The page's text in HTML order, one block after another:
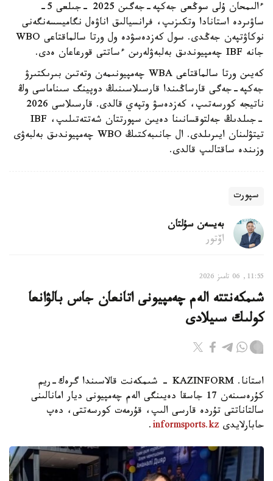
ءالىمحان ۇلى سوڭعى جەكپە-جەگىن 2025 -جىلعى 5-
ساۋىردە استانادا وتكىزىپ، فرانسيالىق اناۋەل نگاميسسەنگەنى
نوكاۋتپەن جەڭدى. سول كەزدەسۋدە ول ورتا سالماقتاعى WBO
جانە IBF چەمپيوندىق بەلبەۋلەرىن ءساتتى قورعاعان ەدى.
كەيىن ورتا سالماقتاعى WBA چەمپيونىمەن وتەتىن بىرىكتىرۋ
جەكپە-جەگى قارساڭىندا قارسىلاسىنىڭ دوپينگ سىناماسى وڭ
ناتيجە كورسەتىپ، كەزدەسۋ وتپەي قالدى. قارسىلاسى 2026
-جىلدىڭ جەلتوقسانىنا دەيىن سپورتتان شەتتەتىلىپ، IBF
تيتۋلىنان ايىرىلدى. ال جانىبەكتىڭ WBO چەمپيوندىق بەلبەۋى
وزىندە ساقتالىپ قالدى.
سپورت
بەيسەن سۇلتان
اۆتور
11:55, 06 تامىز 2026
شىمكەنتتە الەم چەمپيونى اتانعان جاس بالۋانعا
كولىك سىيلادى
استانا. KAZINFORM - شىمكەنت قالاسىندا گرەك-ريم
كۇرەسىنەن 17 جاسقا دەيىنگى الەم چەمپيونى ديار امانالىنى
سالتاناتتى تۇردە قارسى الىپ، قۇرمەت كورسەتتى، دەپ
حابارلايدى informsports.kz
.